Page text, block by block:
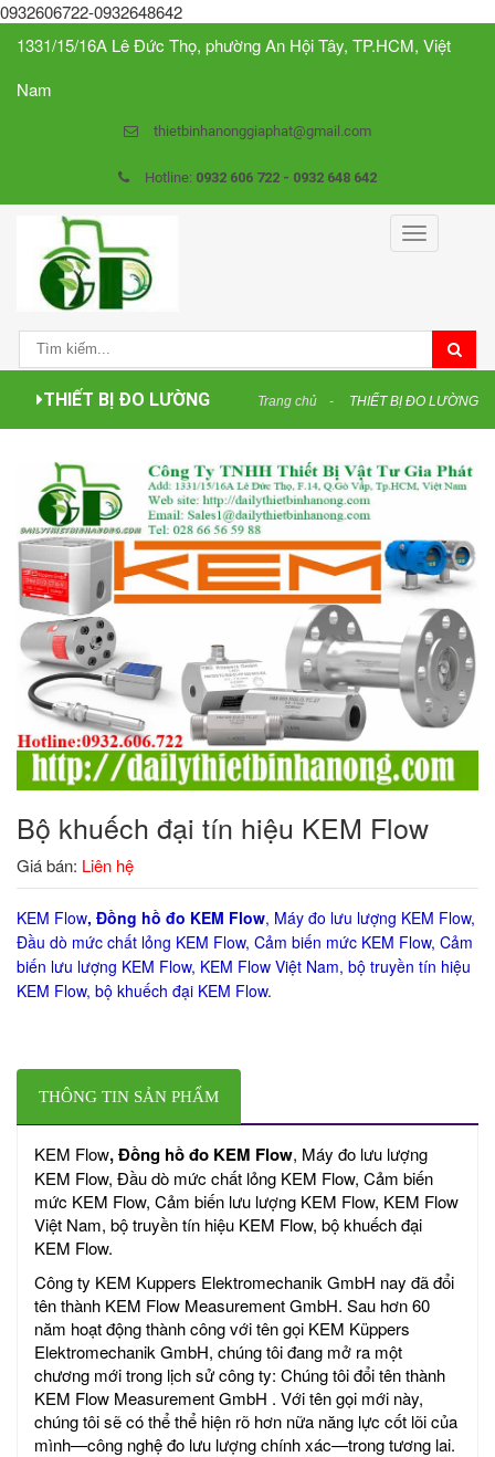
0932606722-0932648642
1331/15/16A Lê Đức Thọ, phường An Hội Tây, TP.HCM, Việt
Nam
thietbinhanonggiaphat@gmail.com
Hotline: 0932 606 722 - 0932 648 642
Toggle
navigation
THIẾT BỊ ĐO LƯỜNG Trang chủ THIẾT BỊ ĐO LƯỜNG
Bộ khuếch đại tín hiệu KEM Flow
Giá bán: Liên hệ
KEM Flow, Đồng hồ đo KEM Flow, Máy đo lưu lượng KEM Flow,
Đầu dò mức chất lỏng KEM Flow, Cảm biến mức KEM Flow, Cảm
biến lưu lượng KEM Flow, KEM Flow Việt Nam, bộ truyền tín hiệu
KEM Flow, bộ khuếch đại KEM Flow.
THÔNG TIN SẢN PHẨM
KEM Flow, Đồng hồ đo KEM Flow, Máy đo lưu lượng
KEM Flow, Đầu dò mức chất lỏng KEM Flow, Cảm biến
mức KEM Flow, Cảm biến lưu lượng KEM Flow, KEM Flow
Việt Nam, bộ truyền tín hiệu KEM Flow, bộ khuếch đại
KEM Flow.
Công ty KEM Kuppers Elektromechanik GmbH nay đã đổi
tên thành KEM Flow Measurement GmbH. Sau hơn 60
năm hoạt động thành công với tên gọi KEM Küppers
Elektromechanik GmbH, chúng tôi đang mở ra một
chương mới trong lịch sử công ty: Chúng tôi đổi tên thành
KEM Flow Measurement GmbH . Với tên gọi mới này,
chúng tôi sẽ có thể thể hiện rõ hơn nữa năng lực cốt lõi của
mình—công nghệ đo lưu lượng chính xác—trong tương lai.